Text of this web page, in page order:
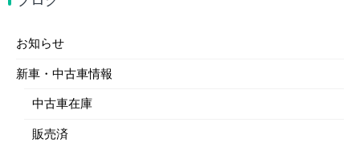
お知らせ
新車・中古車情報
中古車在庫
販売済